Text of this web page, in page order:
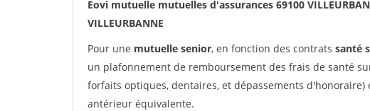
Eovi mutuelle mutuelles d'assurances 69100
VILLEURBANNE
Pour une mutuelle senior, en fonction des contrats santé
un plafonnement de remboursement des frais de santé
forfaits optiques, dentaires, et dépassements
antérieur équivalente.